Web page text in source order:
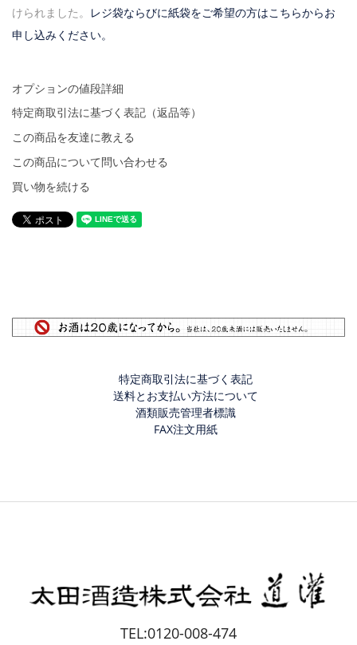
けられました。
レジ袋ならびに紙袋をご希望の方はこちらからお
申し込みください。
オプションの値段詳細
特定商取引法に基づく表記（返品等）
この商品を友達に教える
この商品について問い合わせる
買い物を続ける
特定商取引法に基づく表記
送料とお支払い方法について
酒類販売管理者標識
FAX注文用紙
TEL:0120-008-474